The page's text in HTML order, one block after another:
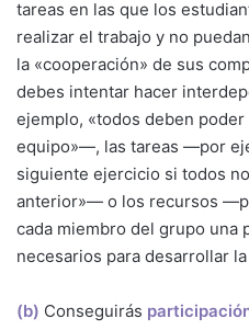
tareas en las que los
realizar el trabajo y no
la «cooperación» de sus
debes intentar hacer
ejemplo, «todos deben
equipo»—, las tareas —por
siguiente ejercicio si todos
anterior»— o los recursos
cada miembro del grupo una
necesarios para desarrollar
(b) Conseguirás